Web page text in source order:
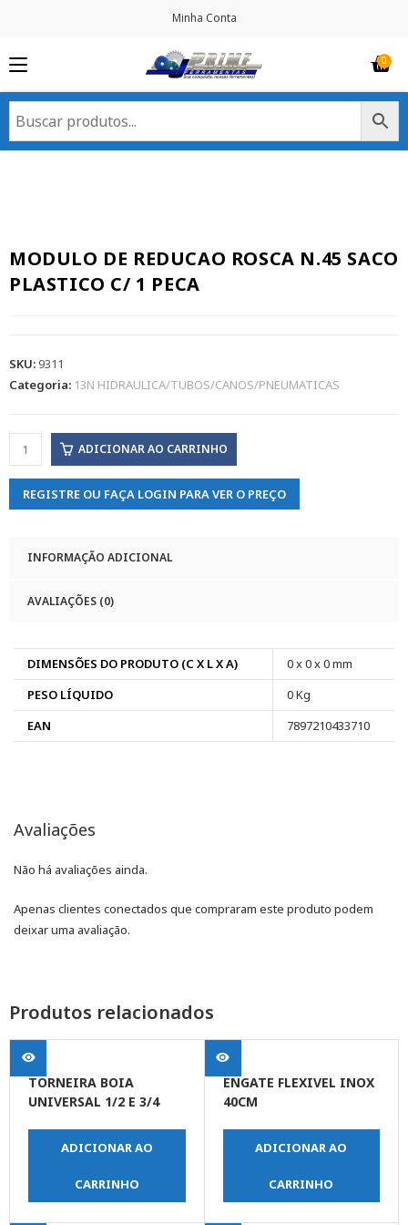
Minha Conta
MODULO DE REDUCAO ROSCA N.45 SACO
PLASTICO C/ 1 PECA
SKU:9311
Categoria: 13N HIDRAULICA/TUBOS/CANOS/PNEUMATICAS
ADICIONAR AO CARRINHO
REGISTRE OU FAÇA LOGIN PARA VER O PREÇO
INFORMAÇÃO ADICIONAL
AVALIAÇÕES (0)
DIMENSÕES DO PRODUTO (C X L X A)
0 x 0 x 0 mm
PESO LÍQUIDO
0 Kg
EAN
7897210433710
Avaliações
Não há avaliações ainda.
Apenas clientes conectados que compraram este produto podem
deixar uma avaliação.
Produtos relacionados
TORNEIRA BOIA
UNIVERSAL 1/2 E 3/4
ADICIONAR AO
CARRINHO
ENGATE FLEXIVEL INOX
40CM
ADICIONAR AO
CARRINHO